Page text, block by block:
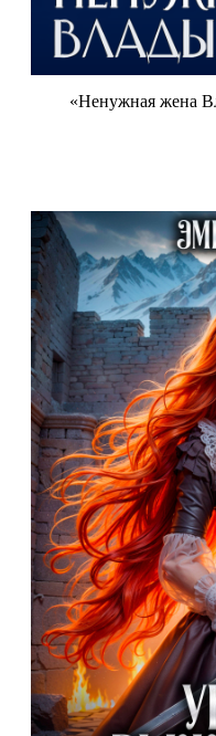
«Ненужная жена